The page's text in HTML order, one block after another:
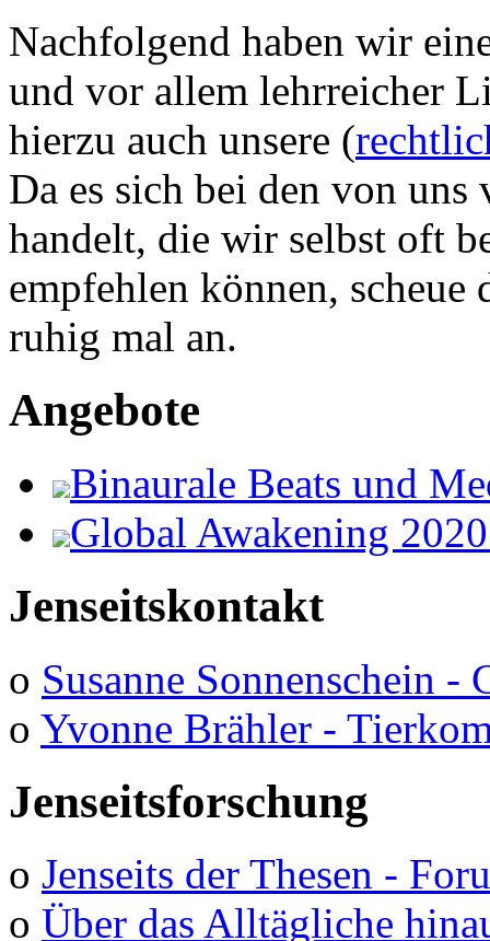
Nachfolgend haben wir
und vor allem lehrreicher
hierzu auch unsere (
Da es sich bei den von
handelt, die wir selbst oft
empfehlen können,
ruhig mal an.
Angebote
Binaurale Beats und
Global Awakening
Jenseitskontakt
o Susanne Sonnenschein -
o Yvonne Brähler -
Jenseitsforschung
o Jenseits der Thesen -
o Über das Alltägliche